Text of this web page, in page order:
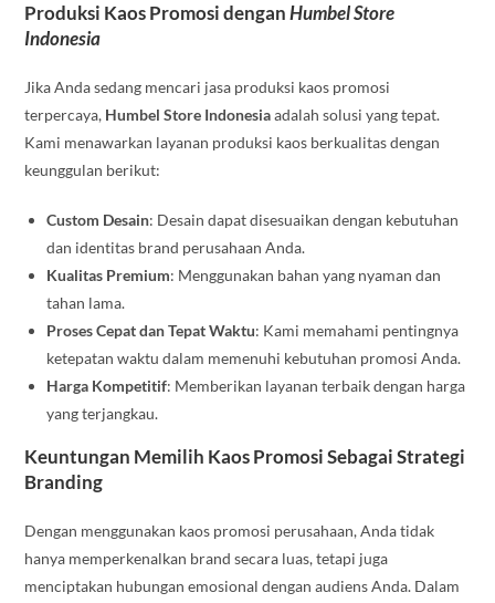
Produksi Kaos Promosi denganHumbel Store
Indonesia
Jika Anda sedang mencari jasa produksi kaos promosi
terpercaya, Humbel Store Indonesiaadalah solusi yang tepat.
Kami menawarkan layanan produksi kaos berkualitas dengan
keunggulan berikut:
Custom Desain: Desain dapat disesuaikan dengan kebutuhan
dan identitas brand perusahaan Anda.
Kualitas Premium: Menggunakan bahan yang nyaman dan
tahan lama.
Proses Cepat dan Tepat Waktu: Kami memahami pentingnya
ketepatan waktu dalam memenuhi kebutuhan promosi Anda.
Harga Kompetitif: Memberikan layanan terbaik dengan harga
yang terjangkau.
Keuntungan Memilih Kaos Promosi Sebagai Strategi
Branding
Dengan menggunakan kaos promosi perusahaan, Anda tidak
hanya memperkenalkan brand secara luas, tetapi juga
menciptakan hubungan emosional dengan audiens Anda. Dalam